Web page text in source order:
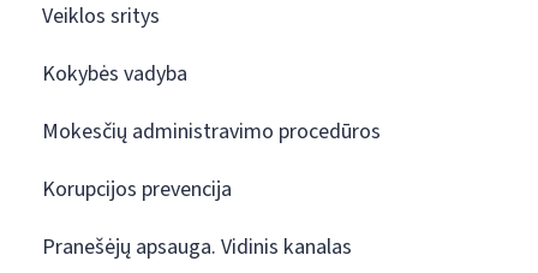
Veiklos sritys
Kokybės vadyba
Mokesčių administravimo procedūros
Korupcijos prevencija
Pranešėjų apsauga. Vidinis kanalas